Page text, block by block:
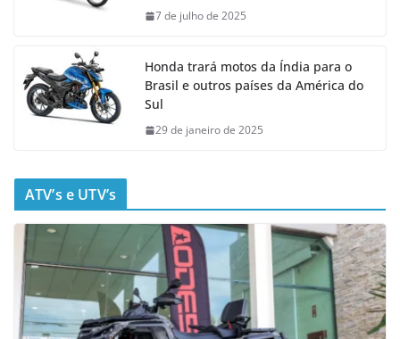
7 de julho de 2025
Honda trará motos da Índia para o
Brasil e outros países da América do
Sul
29 de janeiro de 2025
ATV’s e UTV’s